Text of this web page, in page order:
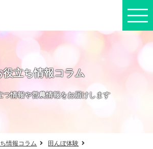
役立ち情報コラム
つ情報や営農情報をお届けします
情報コラム
田んぼ体験